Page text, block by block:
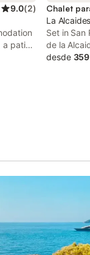
9.0(2)
a patio,
free
Chalet
La
Set in San
de la
Golf Club,
desde